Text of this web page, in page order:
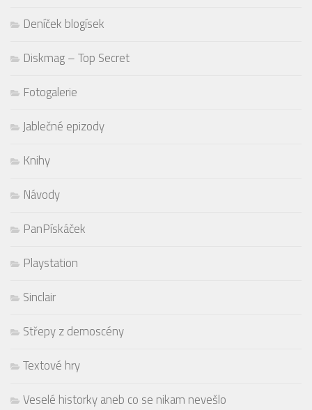
Deníček blogísek
Diskmag – Top Secret
Fotogalerie
Jablečné epizody
Knihy
Návody
PanPískáček
Playstation
Sinclair
Střepy z demoscény
Textové hry
Veselé historky aneb co se nikam nevešlo